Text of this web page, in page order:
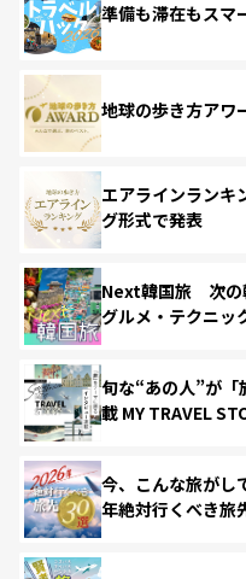
準備も滞在もス
地球の歩き方アワ
エアラインラン
グ形式で発表
Next韓国旅 次の
グルメ・テクニッ
旬な“あの人”が「
載 MY TRAVEL
今、こんな旅がし
年絶対行くべき旅